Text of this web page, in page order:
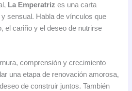
La Emperatriz es una carta
sensual. Habla de vínculos que
el cariño y el deseo de nutrirse
comprensión y crecimiento
una etapa de renovación amorosa,
de construir juntos. También